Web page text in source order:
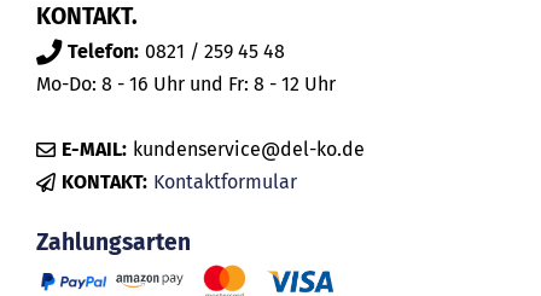
KONTAKT.
Telefon: 0821 / 259 45 48
Mo-Do: 8 - 16 Uhr und Fr: 8 - 12 Uhr
E-MAIL: kundenservice@del-ko.de
KONTAKT: Kontaktformular
Zahlungsarten